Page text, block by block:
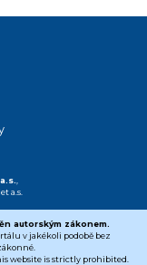
,
a.s.
autorským zákonem.
v jakékoli podobě bez
website is strictly prohibited.